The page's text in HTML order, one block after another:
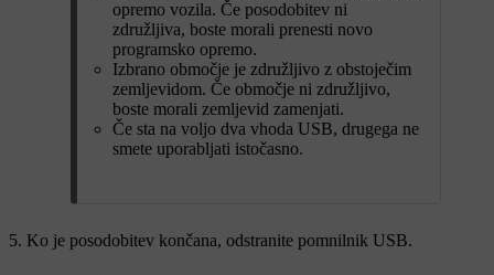
opremo vozila. Če posodobitev ni
združljiva, boste morali prenesti novo
programsko opremo.
Izbrano območje je združljivo z obstoječim
zemljevidom. Če območje ni združljivo,
boste morali zemljevid zamenjati.
Če sta na voljo dva vhoda USB, drugega ne
smete uporabljati istočasno.
Ko je posodobitev končana, odstranite pomnilnik USB.